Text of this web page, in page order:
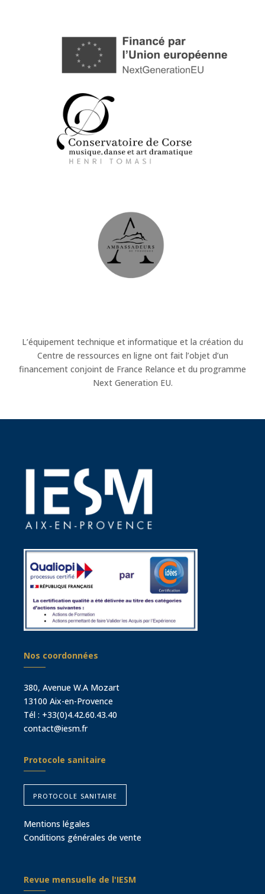
L’équipement technique et informatique et la création du
Centre de ressources en ligne ont fait l’objet d’un
financement conjoint de France Relance et du programme
Next Generation EU.
Nos coordonnées
380, Avenue W.A Mozart
13100 Aix-en-Provence
Tél : +33(0)4.42.60.43.40
contact@iesm.fr
Protocole sanitaire
protocole sanitaire
Mentions légales
Conditions générales de vente
Revue mensuelle de l'IESM